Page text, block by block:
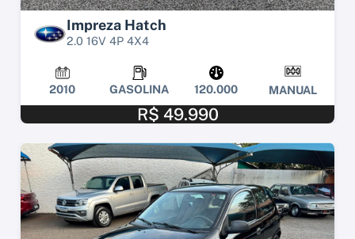
Impreza Hatch
2.0 16V 4P 4X4
2010 GASOLINA 120.000 MANUAL
R$ 49.990